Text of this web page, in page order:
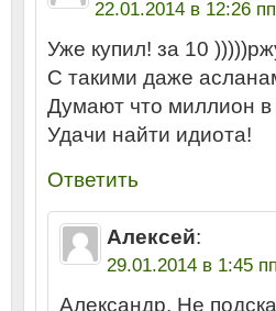
22.01.2014 в 12:26 пп
Уже купил! за 10
С такими даже
Думают что миллион в
Удачи найти идиота!
Ответить
Алексей:
29.01.2014 в 1:45 пп
Александр. Не